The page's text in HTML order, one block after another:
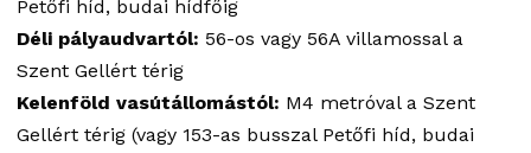
Petőfi híd, budai hídfőig
Déli pályaudvartól: 56-os vagy 56A villamossal a
Szent Gellért térig
Kelenföld vasútállomástól: M4 metróval a Szent
Gellért térig (vagy 153-as busszal Petőfi híd, budai